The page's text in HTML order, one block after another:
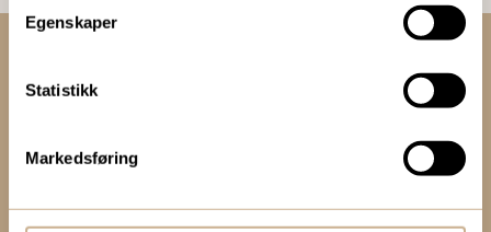
Egenskaper
Statistikk
Markedsføring
Kontakt oss:
Besøksadresse: